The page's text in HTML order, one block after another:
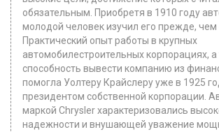
обязательным. Приобретя в 1910 году
молодой человек изучил его прежде, чем
Практический опыт работы в крупных
автомобилестроительных корпорациях,
способность вывести компанию из
помогла Уолтеру Крайслеру уже в 1925
президентом собственной корпорации.
маркой Chrysler характеризовались
надежности и внушающей уважение